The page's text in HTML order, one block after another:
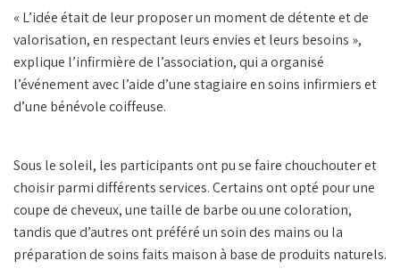
« L’idée était de leur proposer un moment de détente et de
valorisation, en respectant leurs envies et leurs besoins »,
explique l’infirmière de l’association, qui a organisé
l’événement avec l’aide d’une stagiaire en soins infirmiers et
d’une bénévole coiffeuse.
Sous le soleil, les participants ont pu se faire chouchouter et
choisir parmi différents services. Certains ont opté pour une
coupe de cheveux, une taille de barbe ou une coloration,
tandis que d’autres ont préféré un soin des mains ou la
préparation de soins faits maison à base de produits naturels.